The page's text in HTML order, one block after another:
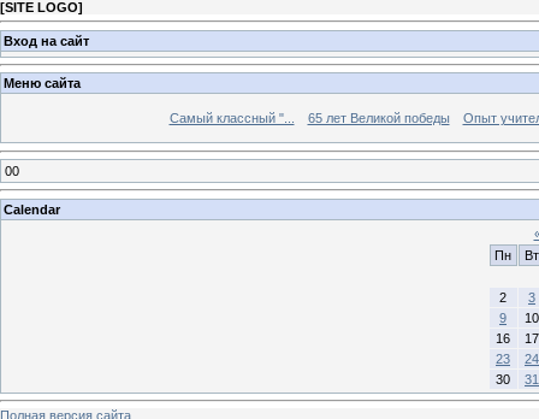
[SITE LOGO]
Вход на сайт
Меню сайта
Самый классный "... 65 лет Великой победы Опыт
00
Calendar
Пн
Вт
2
3
9
10
16
17
23
24
30
31
Полная версия сайта